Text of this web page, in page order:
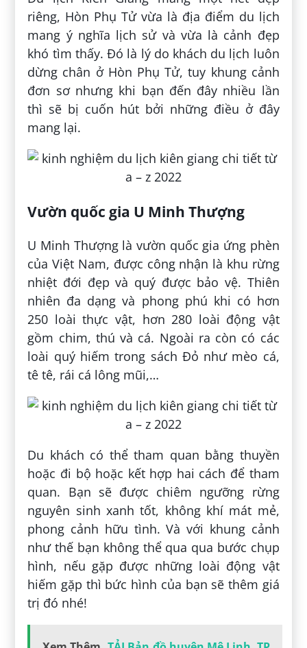
riêng, Hòn Phụ Tử vừa là địa điểm du lịch
mang ý nghĩa lịch sử và vừa là cảnh đẹp
khó tìm thấy. Đó là lý do khách du lịch luôn
dừng chân ở Hòn Phụ Tử, tuy khung cảnh
đơn sơ nhưng khi bạn đến đây nhiều lần
thì sẽ bị cuốn hút bởi những điều ở đây
mang lại.
Vườn quốc gia U Minh Thượng
U Minh Thượng là vườn quốc gia ứng phèn
của Việt Nam, được công nhận là khu rừng
nhiệt đới đẹp và quý được bảo vệ. Thiên
nhiên đa dạng và phong phú khi có hơn
250 loài thực vật, hơn 280 loài động vật
gồm chim, thú và cá. Ngoài ra còn có các
loài quý hiếm trong sách Đỏ như mèo cá,
tê tê, rái cá lông mũi,…
Du khách có thể tham quan bằng thuyền
hoặc đi bộ hoặc kết hợp hai cách để tham
quan. Bạn sẽ được chiêm ngưỡng rừng
nguyên sinh xanh tốt, không khí mát mẻ,
phong cảnh hữu tình. Và với khung cảnh
như thế bạn không thể qua qua bước chụp
hình, nếu gặp được những loài động vật
hiếm gặp thì bức hình của bạn sẽ thêm giá
trị đó nhé!